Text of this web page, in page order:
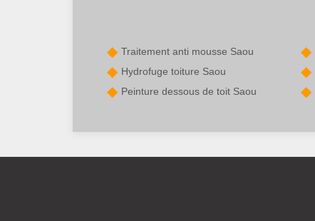
Traitement anti mousse Saou
Hydrofuge toiture Saou
Peinture dessous de toit Saou